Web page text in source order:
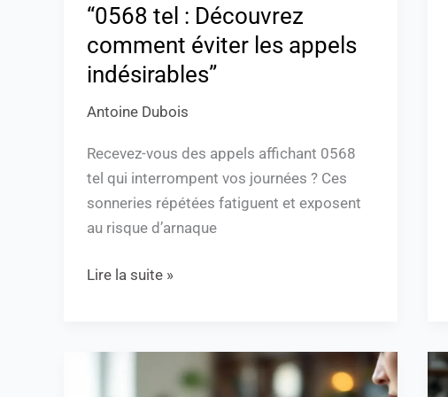
“0568 tel : Découvrez
comment éviter les appels
indésirables”
Antoine Dubois
Recevez-vous des appels affichant 0568
tel qui interrompent vos journées ? Ces
sonneries répétées fatiguent et exposent
au risque d’arnaque
Lire la suite »